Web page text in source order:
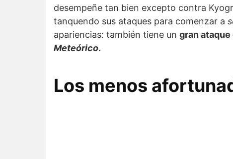
desempeñe tan bien excepto contra
tanquendo sus ataques para comenzar a
apariencias: también tiene un gran
Meteórico.
Los menos